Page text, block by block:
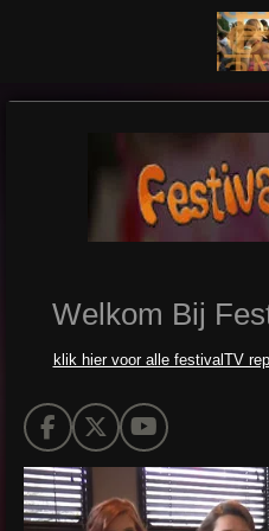
Welkom Bij
klik hier voor alle festivalTV
F
a
c
e
b
X
Y
o
u
T
u